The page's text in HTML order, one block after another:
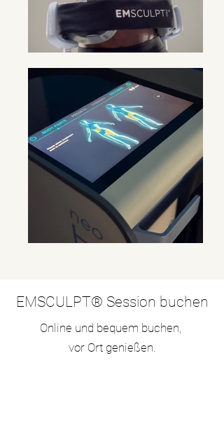
EMSCULPT® Session buchen
Online und bequem buchen,
vor Ort genießen.